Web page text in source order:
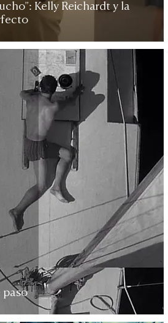
Kelly Reichardt y la
paso